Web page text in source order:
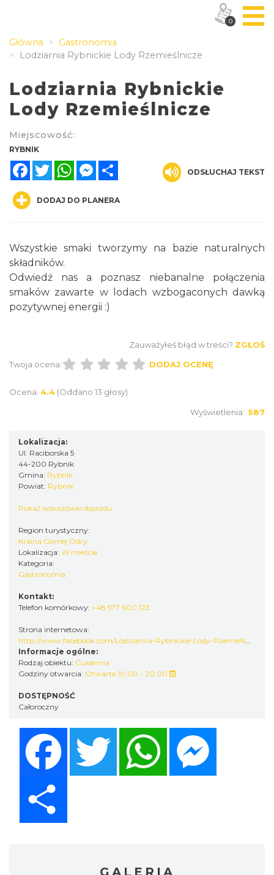
Główna
Gastronomia
Lodziarnia Rybnickie Lody Rzemieślnicze
Lodziarnia Rybnickie
Lody Rzemieślnicze
Miejscowość:
RYBNIK
FacebookTwitterWhatsAppMessenger
ODSŁUCHAJ TEKST
DODAJ DO PLANERA
Wszystkie smaki tworzymy na bazie naturalnych
składników.
Odwiedź nas a poznasz niebanalne połączenia
smaków zawarte w lodach wzbogaconych dawką
pozytywnej energii :)
Zauważyłeś błąd w treści? ZGŁOŚ
Twoja ocena:
DODAJ OCENĘ
Ocena: 4.4 (Oddano 13 głosy)
Wyświetlenia: 587
Lokalizacja:
Ul. Raciborska 5
44-200 Rybnik
Gmina: Rybnik
Powiat: Rybnik
Pokaż wskazówki dojazdu
Region turystyczny:
Kraina Górnej Odry
Lokalizacja: W mieście
Kategoria:
Gastronomia
Kontakt:
Telefon komórkowy: +48 577 600 123
Strona internetowa:
http://www.facebook.com/Lodziarnia-Rybnickie-Lody-Rzemie%C5%9Blnicze-103593968138378/ref=page_internal
Informacje ogólne:
Rodzaj obiektu: Cukiernia
Godziny otwarcia: Otwarte 10:00 - 20:00
DOSTĘPNOŚĆ
Całoroczny
Twitter WhatsApp
GALERIA
0